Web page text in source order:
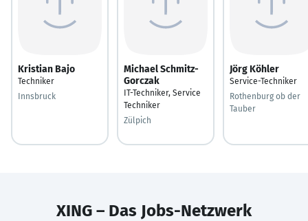
Kristian Bajo
Techniker
Innsbruck
Michael Schmitz-
Gorczak
IT-Techniker, Service
Techniker
Zülpich
Jörg Köhler
Service-Techniker
Rothenburg ob der
Tauber
XING – Das Jobs-Netzwerk